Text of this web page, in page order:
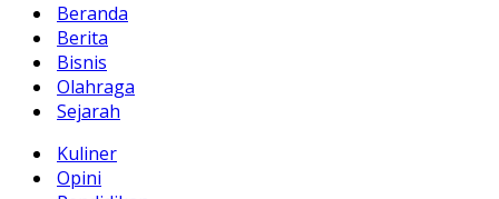
Beranda
Berita
Bisnis
Olahraga
Sejarah
Kuliner
Opini